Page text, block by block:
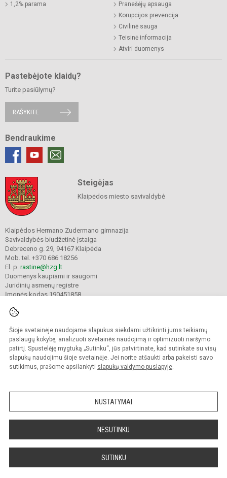
Šioje svetainėje naudojame slapukus siekdami užtikrinti jums teikiamų
paslaugų kokybę, analizuoti svetainės naudojimą ir optimizuoti naršymo
patirtį. Spustelėję mygtuką „Sutinku“, jūs patvirtinate, kad sutinkate su visų
slapukų naudojimu šioje svetainėje. Jei norite atšaukti arba pakeisti savo
sutikimus, prašome apsilankyti slapukų valdymo puslapyje.
NUSTATYMAI
NESUTINKU
SUTINKU
1,2% parama
Pranešėjų apsauga
Korupcijos prevencija
Civilinė sauga
Teisinė informacija
Atviri duomenys
Pastebėjote klaidų?
Turite pasiūlymų?
RAŠYKITE
Bendraukime
Steigėjas
Klaipėdos miesto savivaldybė
Klaipėdos Hermano Zudermano gimnazija
Savivaldybės biudžetinė įstaiga
Debreceno g. 29, 94167 Klaipėda
Mob. tel. +370 686 18256
El. p. rastine@hzg.lt
Duomenys kaupiami ir saugomi
Juridinių asmenų registre
Įmonės kodas 190451858
© 2022. Klaipėdos Hermano Zudermano gimnazija. Visos teisės saugomos.
Kopijuoti turinį be raštiško gimnazijos sutikimo griežtai draudžiama.
Prieinamumo paraiška Slapukų valdymas
Sumanus būdas atnaujinti